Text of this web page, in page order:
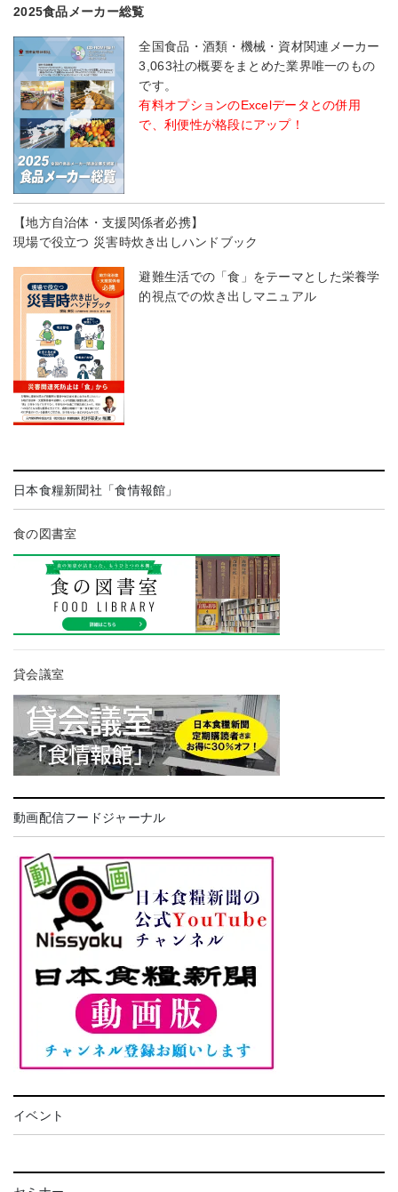
2025食品メーカー総覧
全国食品・酒類・機械・資材関連メーカー
3,063社の概要をまとめた業界唯一のもの
です。
有料オプションのExcelデータとの併用
で、利便性が格段にアップ！
【地方自治体・支援関係者必携】
現場で役立つ 災害時炊き出しハンドブック
避難生活での「食」をテーマとした栄養学
的視点での炊き出しマニュアル
日本食糧新聞社「食情報館」
食の図書室
貸会議室
動画配信フードジャーナル
イベント